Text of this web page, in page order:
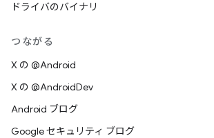
ドライバのバイナリ
つながる
X の @Android
X の @AndroidDev
Android ブログ
Google セキュリティ ブログ